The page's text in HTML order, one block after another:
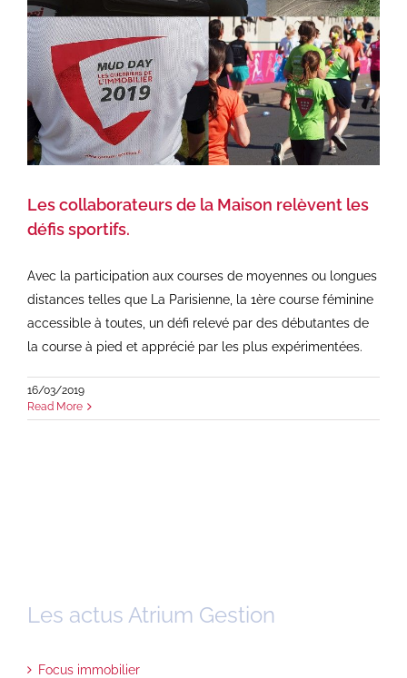
Les collaborateurs de la Maison relèvent les
défis sportifs.
Avec la participation aux courses de moyennes ou longues
distances telles que La Parisienne, la 1ère course féminine
accessible à toutes, un défi relevé par des débutantes de
la course à pied et apprécié par les plus expérimentées.
16/03/2019
Read More
Les actus Atrium Gestion
Focus immobilier